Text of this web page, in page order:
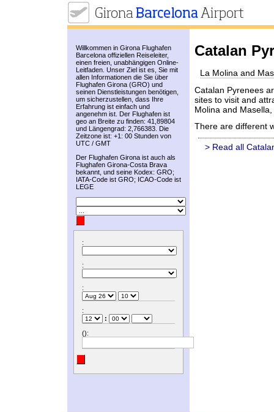
Willkommen in Girona Flughafen
Barcelona offiziellen Reiseleiter,
einen freien, unabhängigen Online-
Leitfaden. Unser Ziel ist es, Sie mit
allen Informationen die Sie über
Flughafen Girona (GRO) und
seinen Dienstleistungen benötigen,
um sicherzustellen, dass Ihre
Erfahrung ist einfach und
angenehm ist. Der Flughafen ist
geo an Breite zu finden: 41,89804
und Längengrad: 2,766383. Die
Zeitzone ist: +1: 00 Stunden von
UTC / GMT
Der Flughafen Girona ist auch als
Flughafen Girona-Costa Brava
bekannt, und seine Kodex: GRO;
IATA-Code ist GRO; ICAO-Code ist
LEGE
:
:
:
:
:
():
Catalan
La Molina and
Catalan Pyrenees
sites to visit and
Molina and
There are different
> Read all